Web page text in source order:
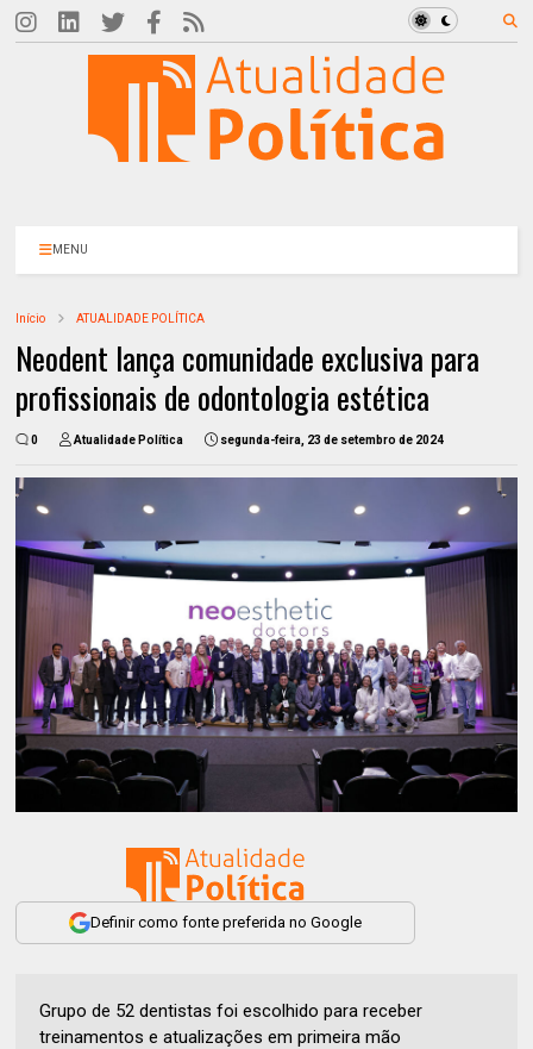
MENU
Início ATUALIDADE POLÍTICA
Neodent lança comunidade exclusiva para
profissionais de odontologia estética
0 Atualidade Política segunda-feira, 23 de setembro de 2024
Definir como fonte preferida no Google
Grupo de 52 dentistas foi escolhido para receber
treinamentos e atualizações em primeira mão